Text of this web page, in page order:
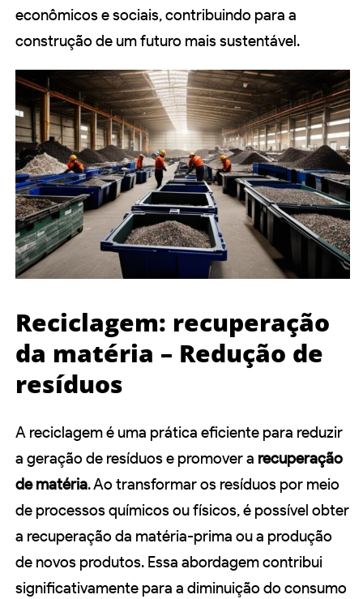
econômicos e sociais, contribuindo para a
construção de um futuro mais sustentável.
Reciclagem: recuperação
da matéria – Redução de
resíduos
A reciclagem é uma prática eficiente para reduzir
a geração de resíduos e promover a recuperação
de matéria. Ao transformar os resíduos por meio
de processos químicos ou físicos, é possível obter
a recuperação da matéria-prima ou a produção
de novos produtos. Essa abordagem contribui
significativamente para a diminuição do consumo